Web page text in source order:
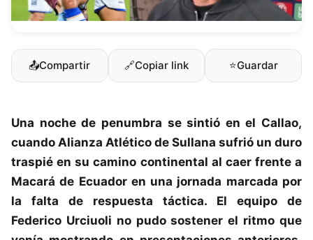
📤Compartir 🔗Copiar link ⭐Guardar
Una noche de penumbra se sintió en el Callao,
cuando Alianza Atlético de Sullana sufrió un duro
traspié en su camino continental al caer frente a
Macará de Ecuador en una jornada marcada por
la falta de respuesta táctica. El equipo de
Federico Urciuoli no pudo sostener el ritmo que